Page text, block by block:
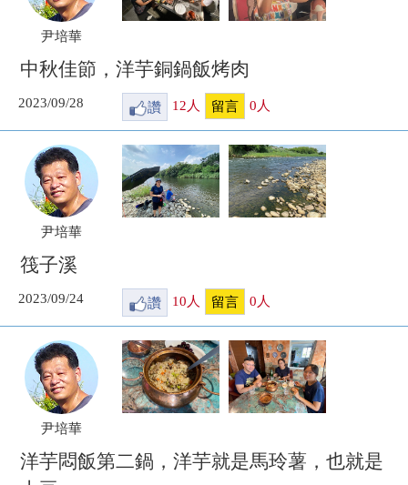
尹培華
中秋佳節，洋芋銅鍋飯烤肉
2023/09/28 讚 12 人 留言 0 人
尹培華
筏子溪
2023/09/24 讚 10人 留言 0人
尹培華
洋芋悶飯第二鍋，洋芋就是馬玲薯，也就是